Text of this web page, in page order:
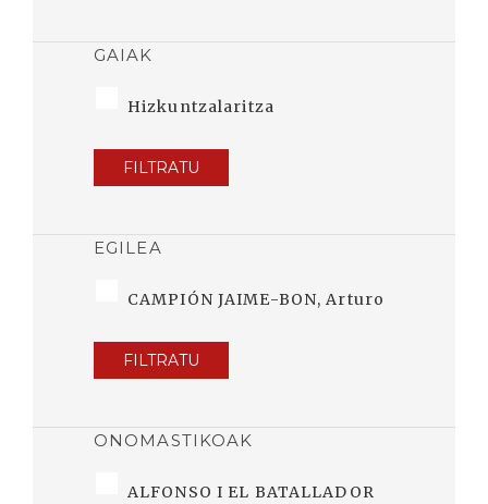
GAIAK
Hizkuntzalaritza
FILTRATU
EGILEA
CAMPIÓN JAIME-BON, Arturo
FILTRATU
ONOMASTIKOAK
ALFONSO I EL BATALLADOR